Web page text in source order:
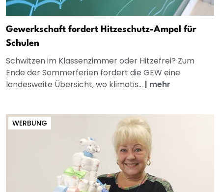
Gewerkschaft fordert Hitzeschutz-Ampel für
Schulen
Schwitzen im Klassenzimmer oder Hitzefrei? Zum
Ende der Sommerferien fordert die GEW eine
landesweite Übersicht, wo klimatis... | mehr
WERBUNG